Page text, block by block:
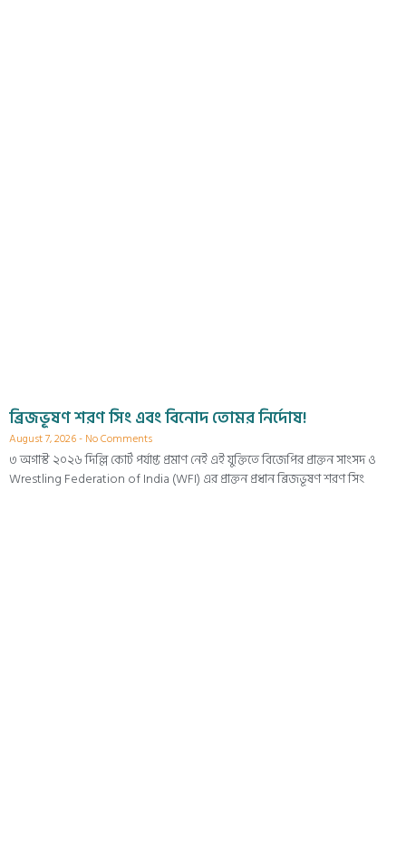
ব্রিজভূষণ শরণ সিং এবং বিনোদ তোমর নির্দোষ!
August 7, 2026 No Comments
৩ অগাস্ট ২০২৬ দিল্লি কোর্ট পর্যাপ্ত প্রমাণ নেই এই যুক্তিতে বিজেপির প্রাক্তন সাংসদ ও
Wrestling Federation of India (WFI) এর প্রাক্তন প্রধান ব্রিজভূষণ শরণ সিং